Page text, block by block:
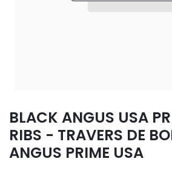
BLACK ANGUS USA
RIBS - TRAVERS DE
ANGUS PRIME USA